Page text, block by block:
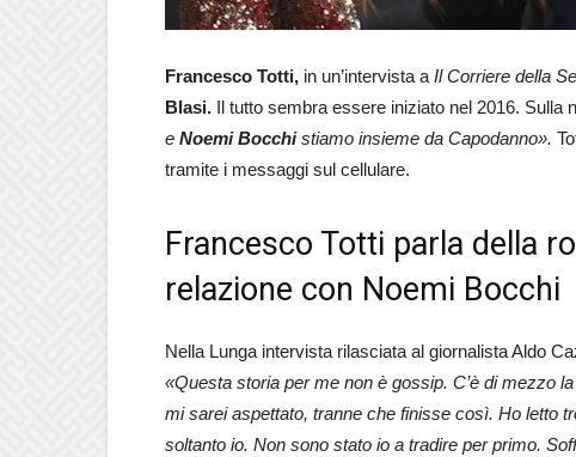
Francesco Totti, in un’intervista a Il Corriere della
Blasi. Il tutto sembra essere iniziato nel 2016. Sulla
e Noemi Bocchistiamo insieme da Capodanno».
tramite i messaggi sul cellulare.
Francesco Totti parla della
relazione con Noemi Bocchi
Nella Lunga intervista rilasciata al giornalista Aldo
«Questa storia per me non è gossip. C’è di mezzo
mi sarei aspettato, tranne che finisse così. Ho letto
soltanto io. Non sono stato io a tradire per primo. S